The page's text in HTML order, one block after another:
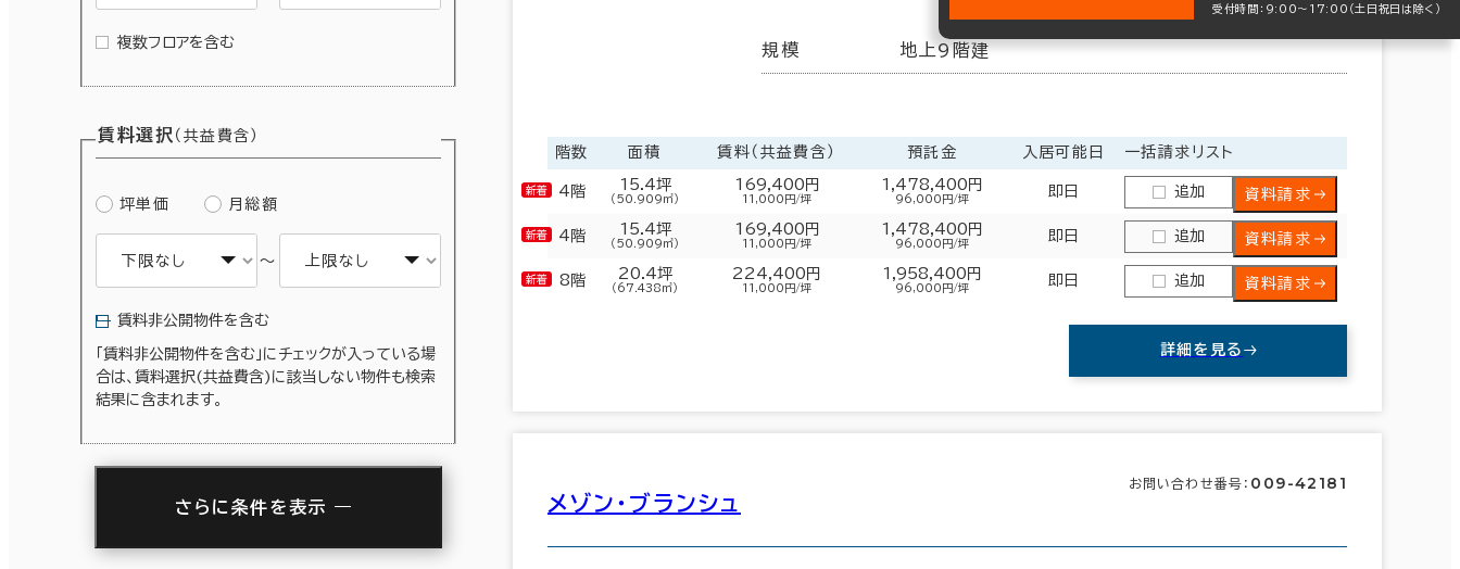
規模 地上9階建
階数 面積 賃料（共益費含） 預託金 入居可能日 一括請求リスト
4階 15.4坪
（50.909㎡）
169,400円
11,000円/坪
1,478,400円
96,000円/坪 即日 追加 資料請求
4階 15.4坪
（50.909㎡）
169,400円
11,000円/坪
1,478,400円
96,000円/坪 即日 追加 資料請求
8階 20.4坪
（67.438㎡）
224,400円
11,000円/坪
1,958,400円
96,000円/坪 即日 追加 資料請求
詳細を見る
メゾン・ブランシュ
お問い合わせ番号： 009-42181
複数フロアを含む
賃料選択 （共益費含）
坪単価 月総額
～
賃料非公開物件を含む
「賃料非公開物件を含む」にチェックが入っている場
合は、賃料選択(共益費含)に該当しない物件も検索
結果に含まれます。
さらに条件を表示
受付時間：9:00〜17:00（土日祝日は除く）